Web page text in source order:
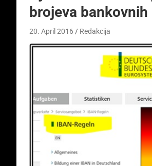
brojeva bankovnih
20. April 2016 Redakcija